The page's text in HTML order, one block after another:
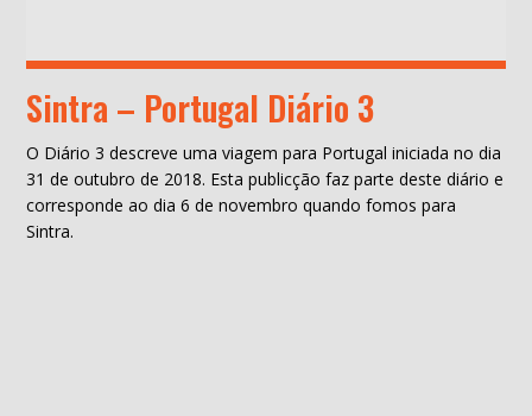
Sintra – Portugal Diário 3
O Diário 3 descreve uma viagem para Portugal iniciada no dia
31 de outubro de 2018. Esta publicção faz parte deste diário e
corresponde ao dia 6 de novembro quando fomos para
Sintra.